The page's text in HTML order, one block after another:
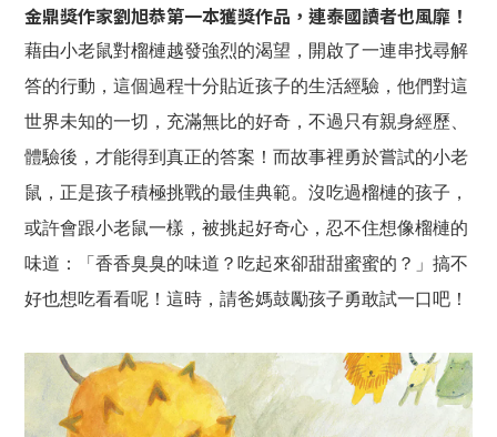
金鼎獎作家劉旭恭第一本獲獎作品，連泰國讀者也風靡！
藉由小老鼠對榴槤越發強烈的渴望，開啟了一連串找尋解
答的行動，這個過程十分貼近孩子的生活經驗，他們對這
世界未知的一切，充滿無比的好奇，不過只有親身經歷、
體驗後，才能得到真正的答案！而故事裡勇於嘗試的小老
鼠，正是孩子積極挑戰的最佳典範。沒吃過榴槤的孩子，
或許會跟小老鼠一樣，被挑起好奇心，忍不住想像榴槤的
味道：「香香臭臭的味道？吃起來卻甜甜蜜蜜的？」搞不
好也想吃看看呢！這時，請爸媽鼓勵孩子勇敢試一口吧！